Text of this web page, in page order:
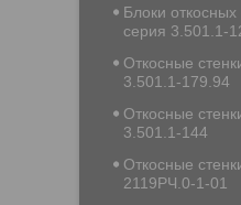
Блоки откосных
серия 3.501.1-
Откосные
3.501.1-179.94
Откосные
3.501.1-144
Откосные
2119РЧ.0-1-01